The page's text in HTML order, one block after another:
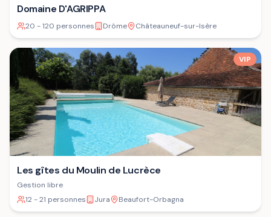
Domaine D'AGRIPPA
20 - 120 personnes Drôme Châteauneuf-sur-Isère
VIP
Les gîtes du Moulin de Lucrèce
Gestion libre
12 - 21 personnes
Jura Beaufort-Orbagna